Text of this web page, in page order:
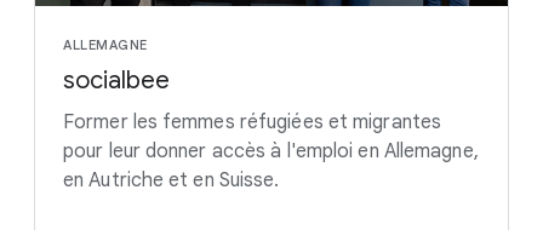
ALLEMAGNE
socialbee
Former les femmes réfugiées et migrantes
pour leur donner accès à l'emploi en Allemagne,
en Autriche et en Suisse.